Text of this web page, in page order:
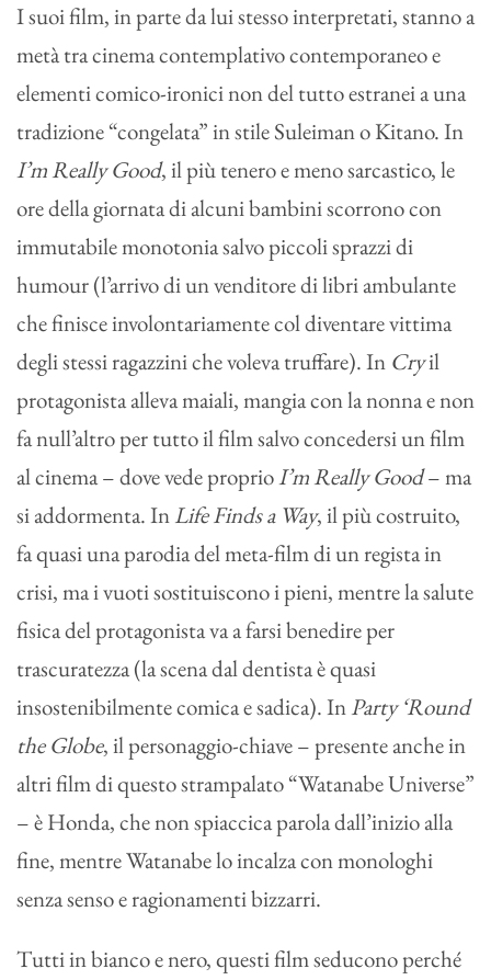
I suoi film, in parte da lui stesso interpretati, stanno a
metà tra cinema contemplativo contemporaneo e
elementi comico-ironici non del tutto estranei a una
tradizione “congelata” in stile Suleiman o Kitano. In
I’m Really Good, il più tenero e meno sarcastico, le
ore della giornata di alcuni bambini scorrono con
immutabile monotonia salvo piccoli sprazzi di
humour (l’arrivo di un venditore di libri ambulante
che finisce involontariamente col diventare vittima
degli stessi ragazzini che voleva truffare). In Cryil
protagonista alleva maiali, mangia con la nonna e non
fa null’altro per tutto il film salvo concedersi un film
al cinema – dove vede proprioI’m Really Good– ma
si addormenta. InLife Finds a Way, il più costruito,
fa quasi una parodia del meta-film di un regista in
crisi, ma i vuoti sostituiscono i pieni, mentre la salute
fisica del protagonista va a farsi benedire per
trascuratezza (la scena dal dentista è quasi
insostenibilmente comica e sadica). InParty ‘Round
the Globe, il personaggio-chiave – presente anche in
altri film di questo strampalato “Watanabe Universe”
– è Honda, che non spiaccica parola dall’inizio alla
fine, mentre Watanabe lo incalza con monologhi
senza senso e ragionamenti bizzarri.
Tutti in bianco e nero, questi film seducono perché